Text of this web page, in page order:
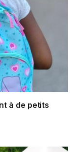
à de petits